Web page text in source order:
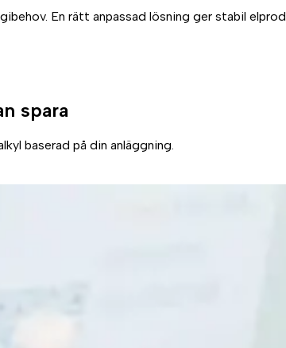
En rätt anpassad lösning ger stabil
spara
baserad på din anläggning.